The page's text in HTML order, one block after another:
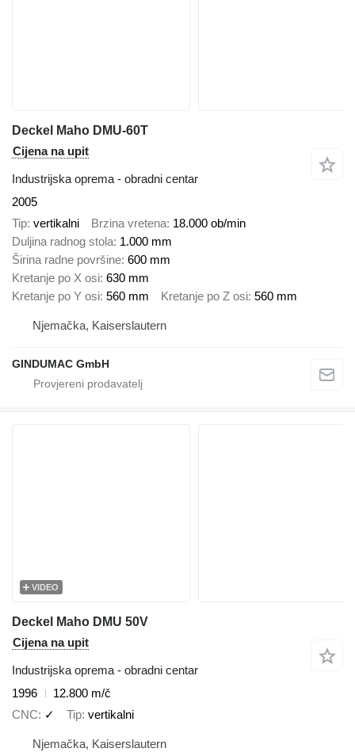
Deckel Maho DMU-60T
Cijena na upit
Industrijska oprema - obradni centar
2005
Tip vertikalni Brzina vretena 18.000 ob/min
Duljina radnog stola 1.000 mm
Širina radne površine 600 mm
Kretanje po X osi 630 mm
Kretanje po Y osi 560 mm Kretanje po Z osi 560 mm
Njemačka, Kaiserslautern
GINDUMAC GmbH
VIDEO
Deckel Maho DMU 50V
Cijena na upit
Industrijska oprema - obradni centar
1996
12.800 m/č
CNC
✓ Tip vertikalni
Njemačka, Kaiserslautern